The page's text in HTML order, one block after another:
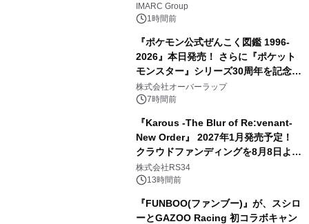
IMARC Group
1時間前
『ポケモン公式ぜんこく図鑑 1996-
2026』本日発売！ さらに『ポケット
モンスター』シリーズ30周年を記念し
た画集『ポケットモンスター ビジュア
ルアートブック』の発売決定！ 2026
株式会社オーバーラップ
7時間前
『Karous -The Blur of Re:venant-
New Order』 2027年1月発売予定！
クラウドファンディングを8月8日より
開始
株式会社RS34
13時間前
『FUNBOO(ファンブー)』が、スシロ
ーとGAZOO Racing 初コラボキャン